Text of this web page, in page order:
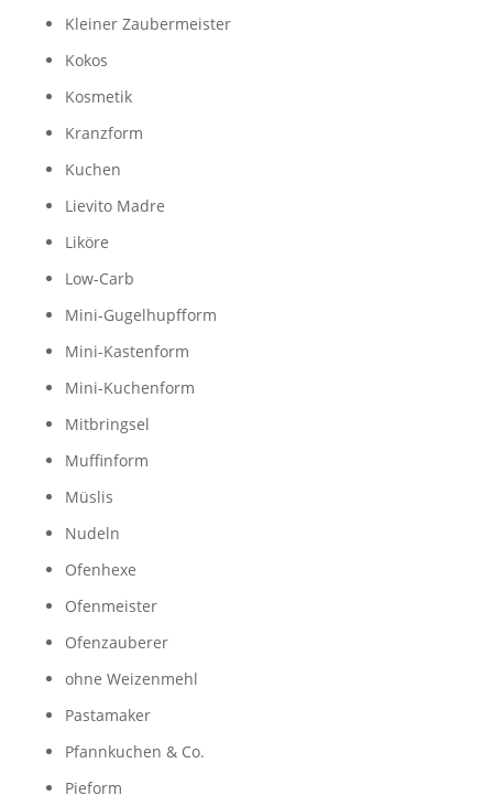
Kleiner Zaubermeister
Kokos
Kosmetik
Kranzform
Kuchen
Lievito Madre
Liköre
Low-Carb
Mini-Gugelhupfform
Mini-Kastenform
Mini-Kuchenform
Mitbringsel
Muffinform
Müslis
Nudeln
Ofenhexe
Ofenmeister
Ofenzauberer
ohne Weizenmehl
Pastamaker
Pfannkuchen & Co.
Pieform